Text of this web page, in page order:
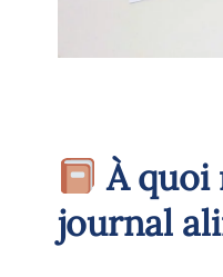
À quoi
journal